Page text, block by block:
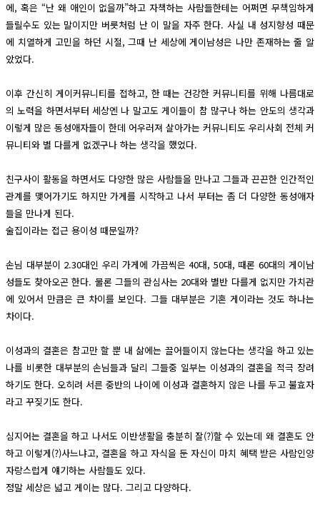
에, 혹은 “난 왜 애인이 없을까”하고 자책하는 사람들한테는 어쩌면 무책임하게
들릴수도 있는 말이지만 버릇처럼 난 이 말을 자주 한다. 사실 내 성지향성 때문
에 치열하게 고민을 하던 시절, 그때 난 세상에 게이남성은 나만 존재하는 줄 알
았었다.
이후 간신히 게이커뮤니티를 접하고, 한 때는 건강한 커뮤니티를 위해 나름대로
의 노력을 하면서부터 세상엔 나 말고도 게이들이 참 많구나 하는 안도의 생각과
이렇게 많은 동성애자들이 한데 어우러져 살아가는 커뮤니티도 우리사회 전체 커
뮤니티와 별 다를게 없겠구나 하는 생각을 했었다.
친구사이 활동을 하면서도 다양한 많은 사람들을 만나고 그들과 끈끈한 인간적인
관계를 맺어가기도 하지만 가게를 시작하고 나서 부터는 좀 더 다양한 동성애자
들을 만나게 된다.
술집이라는 접근 용이성 때문일까?
손님 대부분이 2.30대인 우리 가게에 가끔씩은 40대, 50대, 때론 60대의 게이남
성들도 찾아오곤 한다. 물론 그들의 관심사는 20대와 별반 다를게 없지만 가치관
에 있어서 만큼은 큰 차이를 보인다. 그들 대부분은 기혼 게이라는 것도 하나는
차이다.
이성과의 결혼은 참고만 할 뿐 내 삶에는 끌어들이지 않는다는 생각을 하고 있는
나를 비롯한 대부분의 손님들과 달리 그들중 일부는 이성과의 결혼을 적극 장려
하기도 한다. 오히려 서른 중반의 나이에 이성과 결혼하지 않은 나를 두고 불효자
라고 꾸짖기도 한다.
심지어는 결혼을 하고 나서도 이반생활을 충분히 잘(?)할 수 있는데 왜 결혼도 안
하고 이렇게(?)사느냐고, 결혼을 하고 자식을 둔 자신이 마치 혜택 받은 사람인양
자랑스럽게 얘기하는 사람들도 있다.
정말 세상은 넓고 게이는 많다. 그리고 다양하다.